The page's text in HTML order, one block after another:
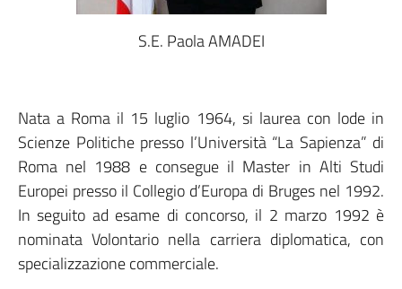
S.E. Paola AMADEI
Nata a Roma il 15 luglio 1964, si laurea con lode in
Scienze Politiche presso l’Università “La Sapienza” di
Roma nel 1988 e consegue il Master in Alti Studi
Europei presso il Collegio d’Europa di Bruges nel 1992.
In seguito ad esame di concorso, il 2 marzo 1992 è
nominata Volontario nella carriera diplomatica, con
specializzazione commerciale.